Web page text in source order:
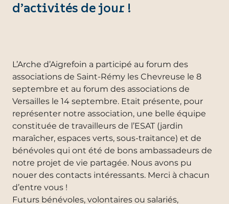
d’activités de jour !
L’Arche d’Aigrefoin a participé au forum des
associations de Saint-Rémy les Chevreuse le 8
septembre et au forum des associations de
Versailles le 14 septembre. Etait présente, pour
représenter notre association, une belle équipe
constituée de travailleurs de l’ESAT (jardin
maraîcher, espaces verts, sous-traitance) et de
bénévoles qui ont été de bons ambassadeurs de
notre projet de vie partagée. Nous avons pu
nouer des contacts intéressants. Merci à chacun
d’entre vous !
Futurs bénévoles, volontaires ou salariés,